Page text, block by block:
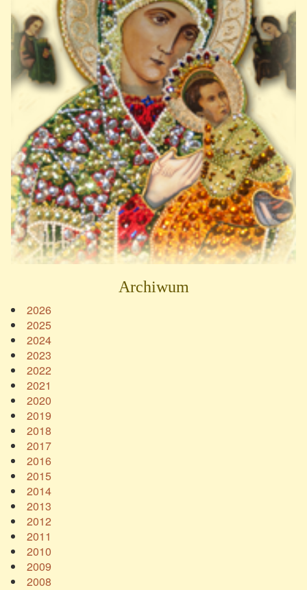
Archiwum
2026
2025
2024
2023
2022
2021
2020
2019
2018
2017
2016
2015
2014
2013
2012
2011
2010
2009
2008